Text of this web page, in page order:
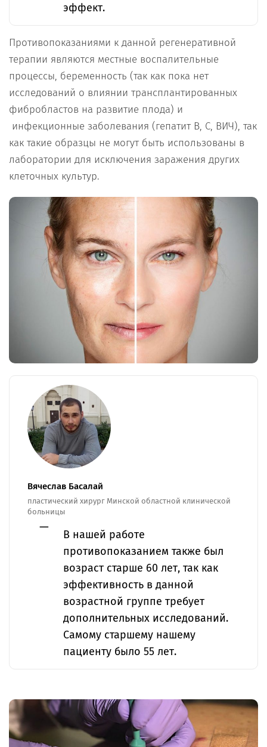
эффект.
Противопоказаниями к данной регенеративной
терапии являются местные воспалительные
процессы, беременность (так как пока нет
исследований о влиянии трансплантированных
фибробластов на развитие плода) и
инфекционные заболевания (гепатит B, С, ВИЧ), так
как такие образцы не могут быть использованы в
лаборатории для исключения заражения других
клеточных культур.
Вячеслав Басалай
пластический хирург Минской областной клинической
больницы
В нашей работе
противопоказанием также был
возраст старше 60 лет, так как
эффективность в данной
возрастной группе требует
дополнительных исследований.
Самому старшему нашему
пациенту было 55 лет.